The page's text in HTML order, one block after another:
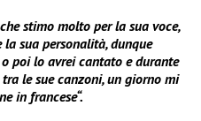
stimo molto per la sua voce,
sua personalità, dunque
poi lo avrei cantato e durante
le sue canzoni, un giorno mi
in francese“.